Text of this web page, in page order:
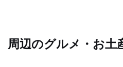
周辺のグルメ・お土